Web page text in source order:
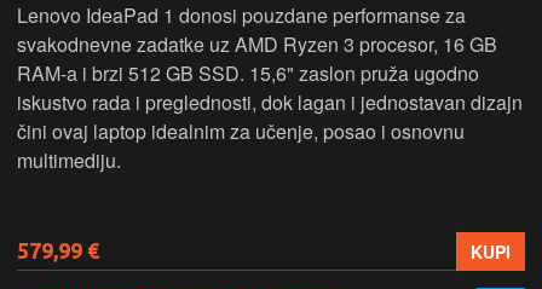
Lenovo IdeaPad 1 donosi pouzdane performanse za
svakodnevne zadatke uz AMD Ryzen 3 procesor, 16 GB
RAM-a i brzi 512 GB SSD. 15,6" zaslon pruža ugodno
iskustvo rada i preglednosti, dok lagan i jednostavan dizajn
čini ovaj laptop idealnim za učenje, posao i osnovnu
multimediju.
579,99 € KUPI